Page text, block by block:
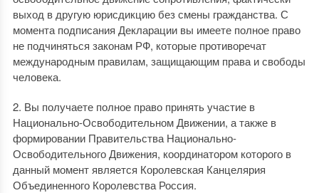
выход в другую юрисдикцию без смены гражданства. С
момента подписания Декларации вы имеете полное право
не подчиняться законам РФ, которые противоречат
международным правилам, защищающим права и свободы
человека.
2. Вы получаете полное право принять участие в
Национально-Освободительном Движении, а также в
формировании Правительства Национально-
Освободительного Движения, координатором которого в
данный момент является Королевская Канцелярия
Объединенного Королевства Россия.